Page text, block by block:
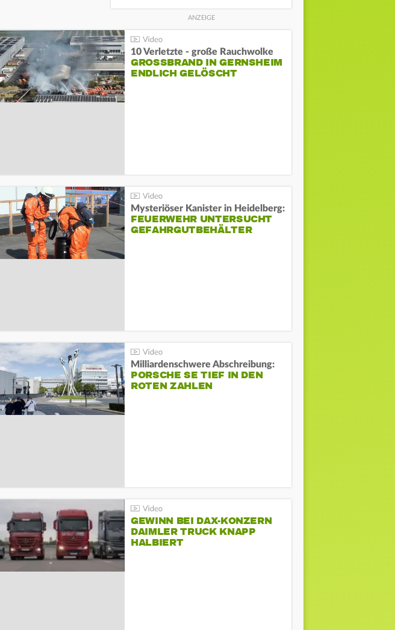
10 Verletzte - große Rauchwolke
GROSSBRAND IN GERNSHEIM E
NDLICH GELÖSCHT
Mysteriöser Kanister in Heidelberg:
FEUERWEHR UNTERSUCHT
GEFAHRGUTBEHÄLTER
Milliardenschwere Abschreibung:
PORSCHE SE TIEF IN DEN
ROTEN ZAHLEN
GEWINN BEI DAX-KONZERN
DAIMLER TRUCK KNAPP
HALBIERT